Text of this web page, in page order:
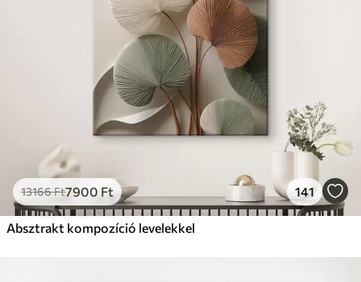
13166Ft7900 Ft 141
Absztrakt kompozíció levelekkel